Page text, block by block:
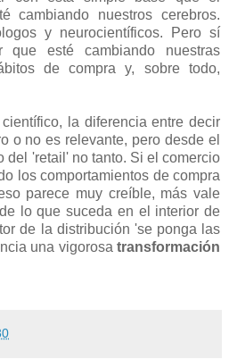
cambiando nuestros cerebros.
y neurocientíficos. Pero sí
que esté cambiando nuestras
de compra y, sobre todo,
la diferencia entre decir
o no es relevante, pero desde el
del 'retail' no tanto. Si el comercio
los comportamientos de compra
parece muy creíble, más vale
lo que suceda en el interior de
de la distribución 'se ponga las
una vigorosa transformación